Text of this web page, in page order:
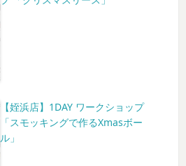
【姪浜店】1DAY ワークショップ
「スモッキングで作るXmasボー
ル」